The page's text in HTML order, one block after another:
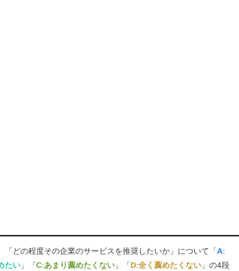
「どの程度その企業のサービスを推奨したいか」について「A:
たい 」「C:あまり薦めたくない 」「D:全く薦めたくない 」の4段